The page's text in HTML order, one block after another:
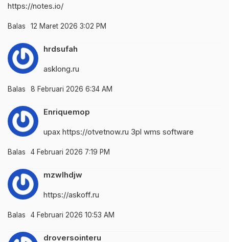
https://notes.io/
Balas 12 Maret 2026 3:02 PM
hrdsufah
asklong.ru
Balas 8 Februari 2026 6:34 AM
Enriquemop
upax https://otvetnow.ru 3pl wms software
Balas 4 Februari 2026 7:19 PM
mzwlhdjw
https://askoff.ru
Balas 4 Februari 2026 10:53 AM
droversointeru